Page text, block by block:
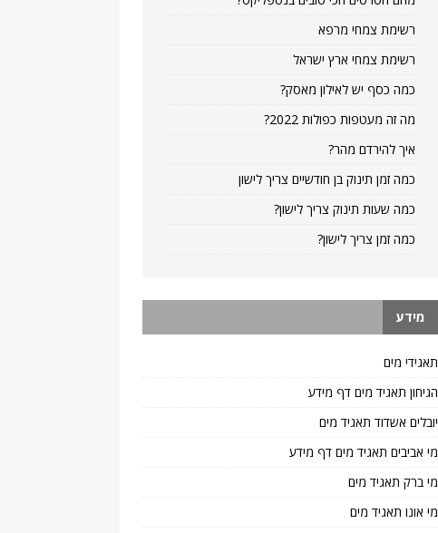
רשימת צמחי מרפא
רשימת צמחי ארץ ישראל
כמה כסף יש לאילון מאסק?
מה זה מעטפות כפולות 2022?
איך להירדם מהר?
כמה זמן תינוק בן חודשיים צריך לישון
כמה שעות תינוק צריך לישון?
כמה זמן צריך לישון?
מידע
תאגידי מים
הגיחון תאגיד מים דף מידע
יובלים אשדוד תאגיד מים
מי אביבים תאגיד מים דף מידע
מי ברק תאגיד מים
מי אונו תאגיד מים